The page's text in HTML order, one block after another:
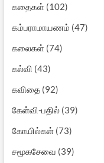
கதைகள்(102)
கம்பராமாயணம் (47)
கலைகள்(74)
கல்வி (43)
கவிதை(92)
கேள்வி-பதில்(39)
கோயில்கள்(73)
சமூகசேவை (39)